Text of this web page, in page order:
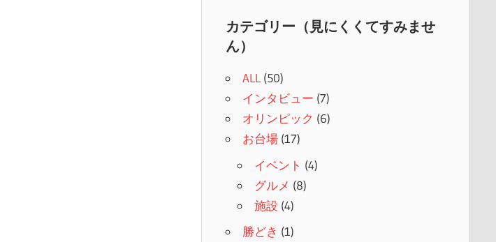
カテゴリー（見にくくてすみませ
ん）
ALL(50)
インタビュー (7)
オリンピック (6)
お台場(17)
イベント (4)
グルメ (8)
施設 (4)
勝どき (1)